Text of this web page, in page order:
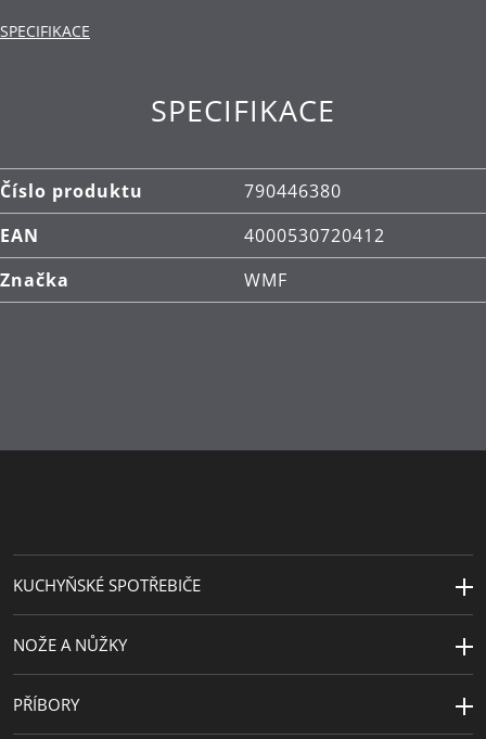
zajišťuje pohodlnější držení při vaření**
včetně napařovacího košíku a nádoby na vaření
Praktické funkce: integrované odměrné rysky na
vnitřní straně hrnců a široké výlevky
Univerzální dno TransTherm® ideální pro vaření
díky optimálnímu rozptylu a zachování tepla
hrnců a mísy WMF
SPECIFIKACE
SPECIFIKACE
Číslo produktu
790446380
EAN
4000530720412
Značka
WMF
KUCHYŇSKÉ SPOTŘEBIČE
NOŽE A NŮŽKY
PŘÍBORY